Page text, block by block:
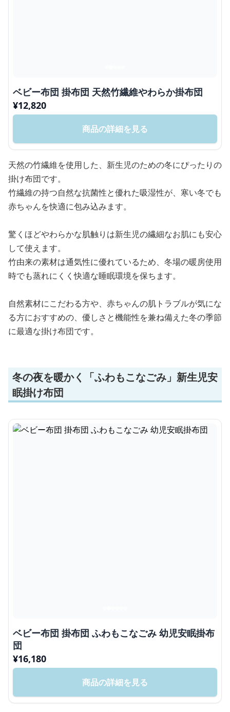
ベビー布団 掛布団 天然竹繊維やわらか掛布団
¥12,820
商品の詳細を見る
天然の竹繊維を使用した、新生児のための冬にぴったりの
掛け布団です。
竹繊維の持つ自然な抗菌性と優れた吸湿性が、寒い冬でも
赤ちゃんを快適に包み込みます。
驚くほどやわらかな肌触りは新生児の繊細なお肌にも安心
して使えます。
竹由来の素材は通気性に優れているため、冬場の暖房使用
時でも蒸れにくく快適な睡眠環境を保ちます。
自然素材にこだわる方や、赤ちゃんの肌トラブルが気にな
る方におすすめの、優しさと機能性を兼ね備えた冬の季節
に最適な掛け布団です。
冬の夜を暖かく「ふわもこなごみ」新生児安
眠掛け布団
ベビー布団 掛布団 ふわもこなごみ 幼児安眠掛布
団
¥16,180
商品の詳細を見る